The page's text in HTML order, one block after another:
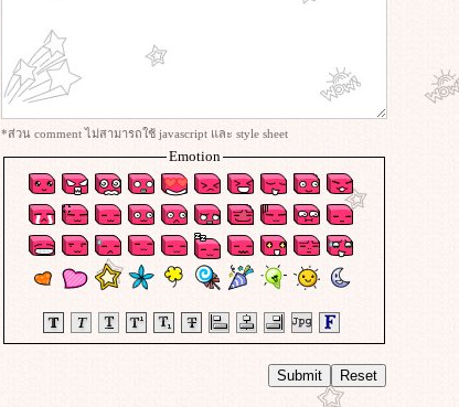
*ส่วน comment ไม่สามารถใช้ javascript และ style sheet
Emotion